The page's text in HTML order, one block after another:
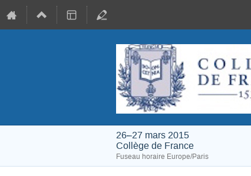
26–27 mars 2015
Collège de France
Fuseau horaire Europe/Paris